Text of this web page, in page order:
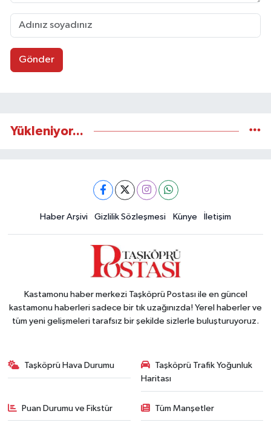
Gönder
Yükleniyor...
Haber Arşivi Gizlilik Sözleşmesi Künye İletişim
Kastamonu haber merkezi Taşköprü Postası ile en güncel
kastamonu haberleri sadece bir tık uzağınızda! Yerel haberler ve
tüm yeni gelişmeleri tarafsız bir şekilde sizlerle buluşturuyoruz.
Taşköprü Hava Durumu
Taşköprü Trafik Yoğunluk
Haritası
Puan Durumu ve Fikstür Tüm Manşetler